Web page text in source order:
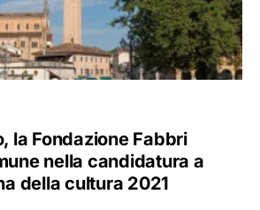
la Fondazione Fabbri
nella candidatura a
della cultura 2021